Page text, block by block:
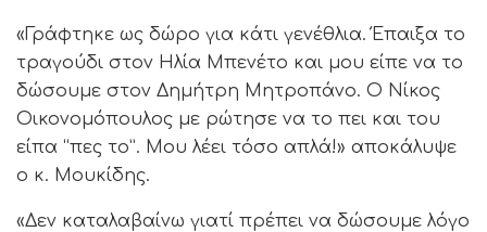
«Γράφτηκε ως δώρο για κάτι γενέθλια. Έπαιξα το
τραγούδι στον Ηλία Μπενέτο και μου είπε να το
δώσουμε στον Δημήτρη Μητροπάνο. Ο Νίκος
Οικονομόπουλος με ρώτησε να το πει και του
είπα “πες το”. Μου λέει τόσο απλά!» αποκάλυψε
ο κ. Μουκίδης.
«Δεν καταλαβαίνω γιατί πρέπει να δώσουμε λόγο